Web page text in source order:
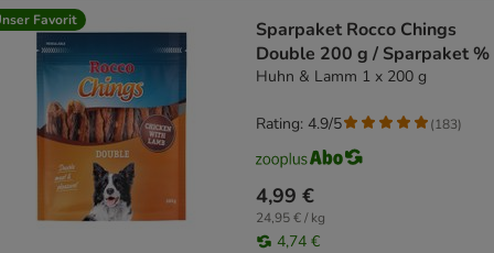
Favorit
Sparpaket Rocco Chings
Double 200 g / Sparpaket %
Huhn & Lamm 1 x 200 g
4,99 €
24,95 € / kg
4,74 €
Rating: 4.9/5 (183)